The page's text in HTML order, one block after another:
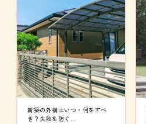
新築の外構はいつ・何をすべ
き？失敗を防ぐ...